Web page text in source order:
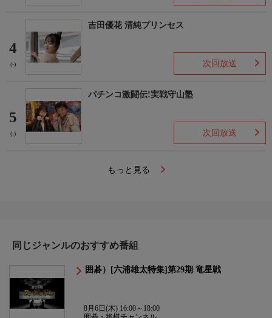
4
(-)
吉田優花 清純プリンセス
次回放送
5
(-)
パチンコ激闘伝!実戦守山塾
次回放送
もっと見る
同じジャンルのおすすめ番組
囲碁）[六浦雄太特集]第29期 竜星戦
8月6日(木) 16:00～18:00